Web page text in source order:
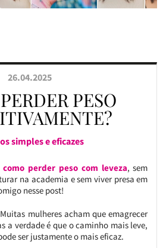
26.04.2025
PESO
simples e eficazes
como perder peso com leveza, sem
na academia e sem viver presa em
nesse post!
mulheres acham que emagrecer
a verdade é que o caminho mais leve,
ser justamente o mais eficaz.